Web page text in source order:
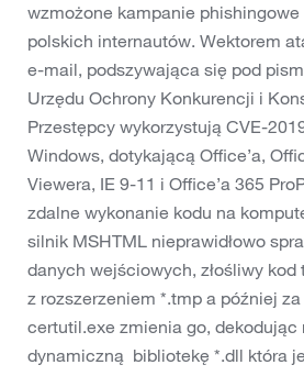
wzmożone kampanie
polskich internautów. Wektorem
e-mail, podszywająca się pod
Urzędu Ochrony Konkurencji i
Przestępcy wykorzystują CVE-
Windows, dotykającą Office’a,
Viewera, IE 9-11 i Office’a 365
zdalne wykonanie kodu na
silnik MSHTML nieprawidłowo
danych wejściowych, złośliwy
z rozszerzeniem *.tmp a później
certutil.exe zmienia go, dekodując
dynamiczną bibliotekę *.dll która